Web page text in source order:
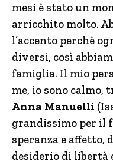
mesi è stato un
arricchito molto.
l’accento perchè
diversi, così
famiglia. Il mio
me, io sono calmo,
Anna Manuelli
grandissimo per il
speranza e
desiderio di libertà